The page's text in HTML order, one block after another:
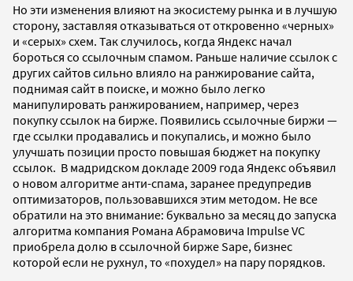
Но эти изменения влияют на экосистему рынка и в лучшую
сторону, заставляя отказываться от откровенно «черных»
и «серых» схем. Так случилось, когда Яндекс начал
бороться со ссылочным спамом. Раньше наличие ссылок с
других сайтов сильно влияло на ранжирование сайта,
поднимая сайт в поиске, и можно было легко
манипулировать ранжированием, например, через
покупку ссылок на бирже. Появились ссылочные биржи —
где ссылки продавались и покупались, и можно было
улучшать позиции просто повышая бюджет на покупку
ссылок. В мадридском докладе 2009 года Яндекс объявил
о новом алгоритме анти-спама, заранее предупредив
оптимизаторов, пользовавшихся этим методом. Не все
обратили на это внимание: буквально за месяц до запуска
алгоритма компания Романа Абрамовича Impulse VC
приобрела долю в ссылочной бирже Sape, бизнес
которой если не рухнул, то «похудел» на пару порядков.